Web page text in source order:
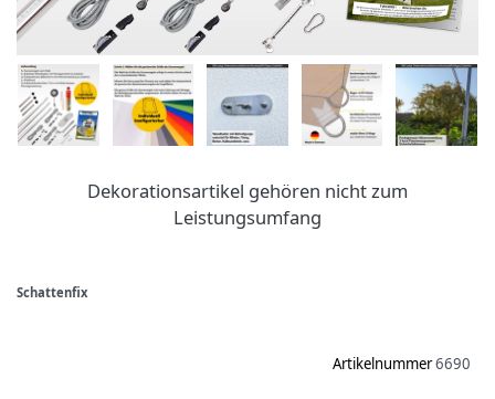
Dekorationsartikel gehören nicht zum
Leistungsumfang
Schattenfix
Artikelnummer6690